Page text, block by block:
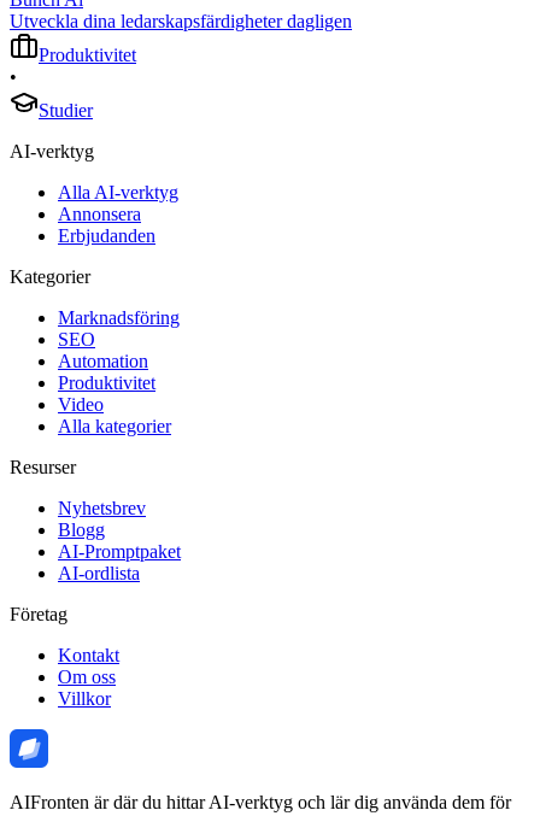
Utveckla dina ledarskapsfärdigheter dagligen
Produktivitet
•
Studier
AI-verktyg
Alla AI-verktyg
Annonsera
Erbjudanden
Kategorier
Marknadsföring
SEO
Automation
Produktivitet
Video
Alla kategorier
Resurser
Nyhetsbrev
Blogg
AI-Promptpaket
AI-ordlista
Företag
Kontakt
Om oss
Villkor
AIFronten är där du hittar AI-verktyg och lär dig använda dem för